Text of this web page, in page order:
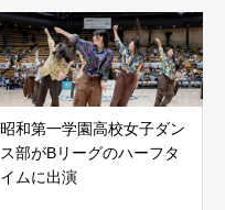
昭和第一学園高校女子ダン
ス部がBリーグのハーフタ
イムに出演